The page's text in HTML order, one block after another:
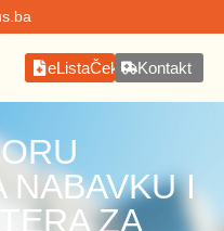
eListaČekanjaKontakt
NABAVKU I
ZA